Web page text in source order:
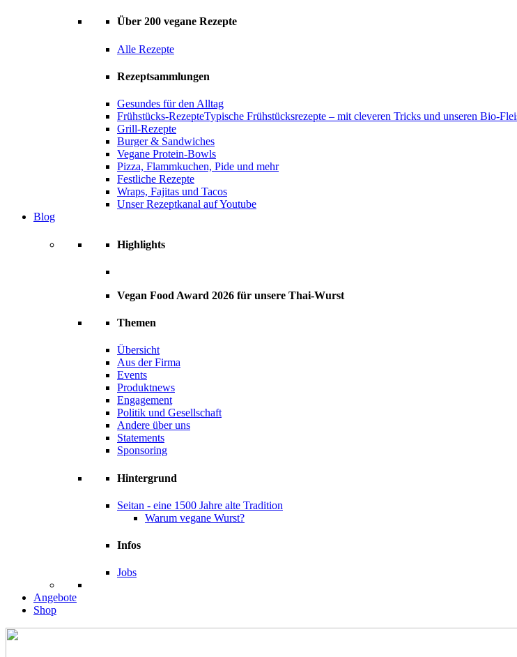
Über 200 vegane Rezepte
Alle Rezepte
Rezeptsammlungen
Gesundes für den Alltag
Frühstücks-RezepteTypische Frühstücksrezepte – mit cleveren Tricks und unseren Bio-
Grill-Rezepte
Burger & Sandwiches
Vegane Protein-Bowls
Pizza, Flammkuchen, Pide und mehr
Festliche Rezepte
Wraps, Fajitas und Tacos
Unser Rezeptkanal auf Youtube
Blog
Highlights
Vegan Food Award 2026 für unsere Thai-Wurst
Themen
Übersicht
Aus der Firma
Events
Produktnews
Engagement
Politik und Gesellschaft
Andere über uns
Statements
Sponsoring
Hintergrund
Seitan - eine 1500 Jahre alte Tradition
Warum vegane Wurst?
Infos
Jobs
Angebote
Shop